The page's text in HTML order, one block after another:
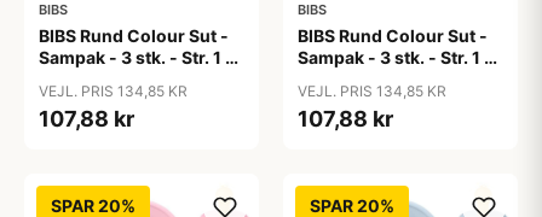
BIBS
BIBS Rund Colour Sut -
Sampak - 3 stk. - Str. 1 -
VEJL. PRIS 134,85 KR
107,88 kr
BIBS
BIBS Rund Colour Sut -
Sampak - 3 stk. - Str. 1 -
VEJL. PRIS 134,85 KR
107,88 kr
SPAR 20% SPAR 20%